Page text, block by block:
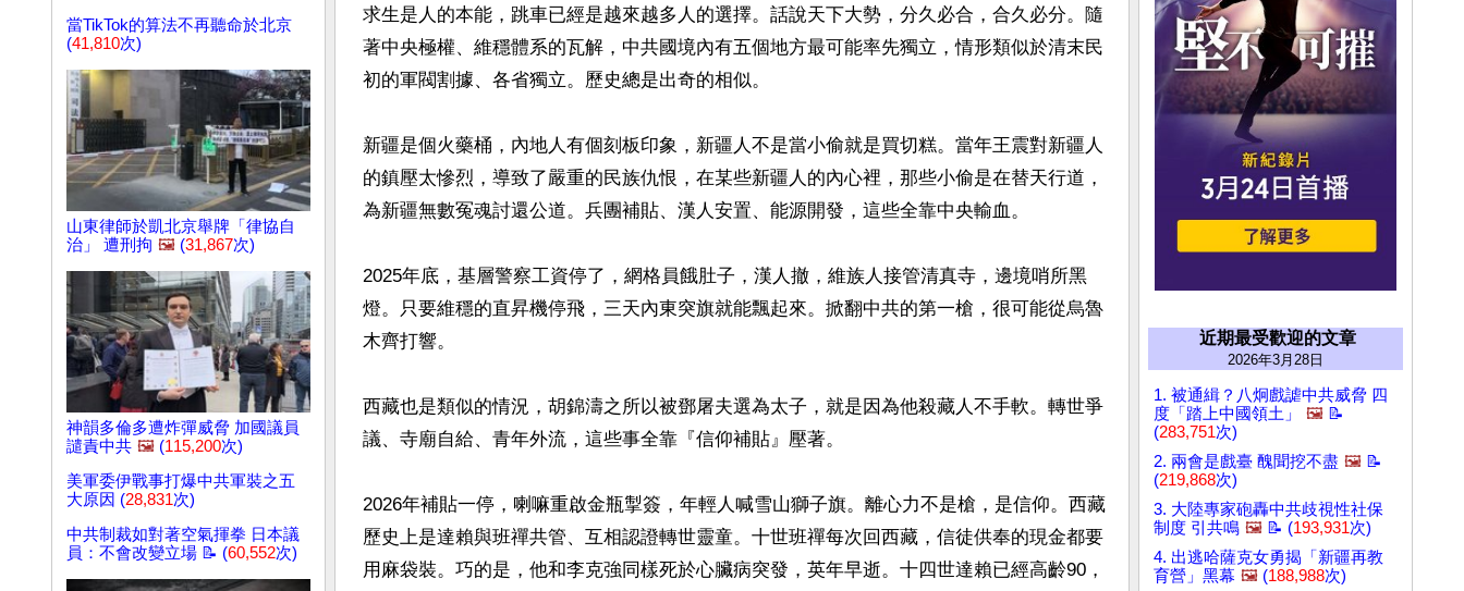
當TikTok的算法不再聽命於北京
(41,810次)
山東律師於凱北京舉牌「律協自
治」 遭刑拘 🖼️ (31,867次)
神韻多倫多遭炸彈威脅 加國議員
譴責中共 🖼️ (115,200次)
美軍委伊戰事打爆中共軍裝之五
大原因 (28,831次)
中共制裁如對著空氣揮拳 日本議
員：不會改變立場 📝 (60,552次)
求生是人的本能，跳車已經是越來越多人的選擇。話說天下大勢，分久必合，合久必分。隨
著中央極權、維穩體系的瓦解，中共國境內有五個地方最可能率先獨立，情形類似於清末民
初的軍閥割據、各省獨立。歷史總是出奇的相似。
新疆是個火藥桶，內地人有個刻板印象，新疆人不是當小偷就是買切糕。當年王震對新疆人
的鎮壓太慘烈，導致了嚴重的民族仇恨，在某些新疆人的內心裡，那些小偷是在替天行道，
為新疆無數冤魂討還公道。兵團補貼、漢人安置、能源開發，這些全靠中央輸血。
2025年底，基層警察工資停了，網格員餓肚子，漢人撤，維族人接管清真寺，邊境哨所黑
燈。只要維穩的直昇機停飛，三天內東突旗就能飄起來。掀翻中共的第一槍，很可能從烏魯
木齊打響。
西藏也是類似的情況，胡錦濤之所以被鄧屠夫選為太子，就是因為他殺藏人不手軟。轉世爭
議、寺廟自給、青年外流，這些事全靠『信仰補貼』壓著。
2026年補貼一停，喇嘛重啟金瓶掣簽，年輕人喊雪山獅子旗。離心力不是槍，是信仰。西藏
歷史上是達賴與班禪共管、互相認證轉世靈童。十世班禪每次回西藏，信徒供奉的現金都要
用麻袋裝。巧的是，他和李克強同樣死於心臟病突發，英年早逝。十四世達賴已經高齡90，
近期最受歡迎的文章
2026年3月28日
1. 被通緝？八炯戲謔中共威脅 四
度「踏上中國領土」
🖼️ 📝
(283,751次)
2. 兩會是戲臺 醜聞挖不盡 🖼️ 📝
(219,868次)
3. 大陸專家砲轟中共歧視性社保
制度 引共鳴 🖼️ 📝 (193,931次)
4. 出逃哈薩克女勇揭「新疆再教
育營」黑幕 🖼️ (188,988次)